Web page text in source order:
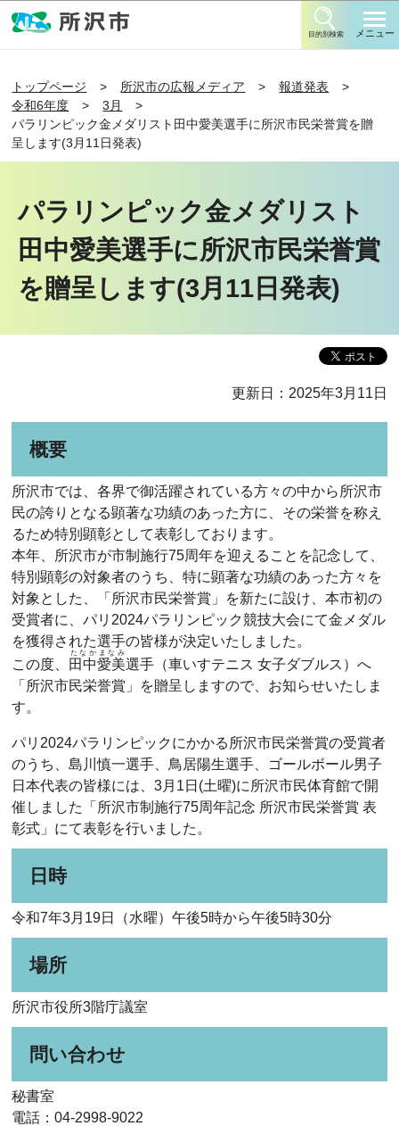
目的別検索 メニュー
トップページ 所沢市の広報メディア
報道発表
令和6年度
3月
パラリンピック金メダリスト田中愛美選手に所沢市民栄誉賞を贈
呈します(3月11日発表)
パラリンピック金メダリスト
田中愛美選手に所沢市民栄誉賞
を贈呈します(3月11日発表)
更新日：2025年3月11日
概要
所沢市では、各界で御活躍されている方々の中から所沢市
民の誇りとなる顕著な功績のあった方に、その栄誉を称え
るため特別顕彰として表彰しております。
本年、所沢市が市制施行75周年を迎えることを記念して、
特別顕彰の対象者のうち、特に顕著な功績のあった方々を
対象とした、「所沢市民栄誉賞」を新たに設け、本市初の
受賞者に、パリ2024パラリンピック競技大会にて金メダル
を獲得された選手の皆様が決定いたしました。
この度、 田中愛美
たなかまなみ
選手（車いすテニス 女子ダブルス）へ
「所沢市民栄誉賞」を贈呈しますので、お知らせいたしま
す。
パリ2024パラリンピックにかかる所沢市民栄誉賞の受賞者
のうち、島川慎一選手、鳥居陽生選手、ゴールボール男子
日本代表の皆様には、3月1日(土曜)に所沢市民体育館で開
催しました「所沢市制施行75周年記念 所沢市民栄誉賞 表
彰式」にて表彰を行いました。
日時
令和7年3月19日（水曜）午後5時から午後5時30分
場所
所沢市役所3階庁議室
問い合わせ
秘書室
電話：04-2998-9022